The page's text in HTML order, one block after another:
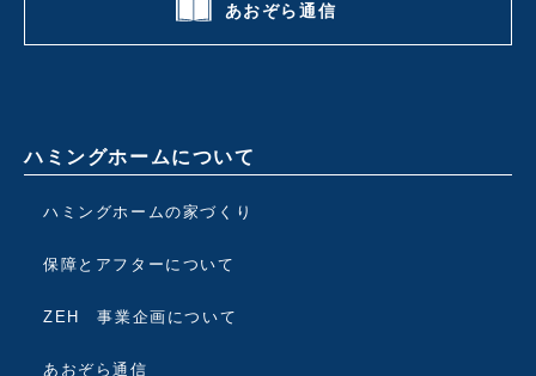
あおぞら通信
ハミングホームについて
ハミングホームの家づくり
保障とアフターについて
ZEH 事業企画について
あおぞら通信